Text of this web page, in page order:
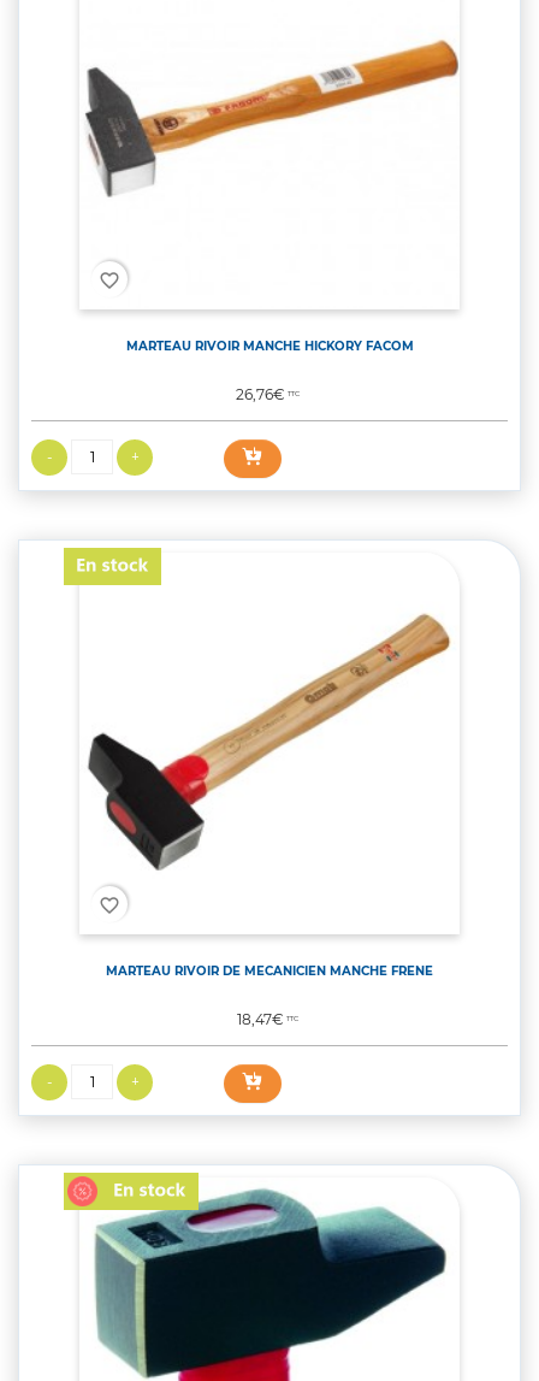
favorite_border
MARTEAU RIVOIR MANCHE HICKORY FACOM
Prix
26,76€TTC
favorite_border
MARTEAU RIVOIR DE MECANICIEN MANCHE FRENE
Prix
18,47€TTC